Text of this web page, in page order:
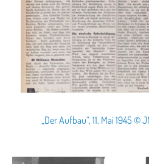
„Der Aufbau“, 11. Mai 1945 ©